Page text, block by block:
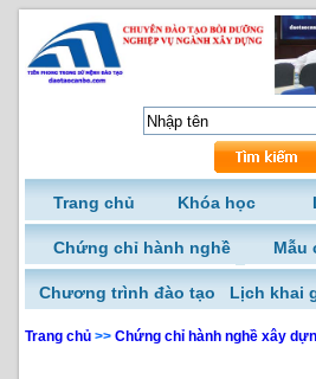
Trang chủ Khóa học
Chứng chỉ hành nghề Mẫu
Chương trình đào tạo Lịch khai
Trang chủ>> Chứng chỉ hành nghề xây